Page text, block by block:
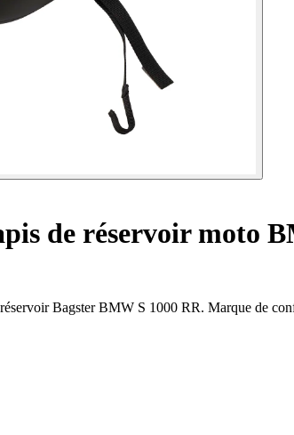
de réservoir moto
Bagster BMW S 1000 RR. Marque de